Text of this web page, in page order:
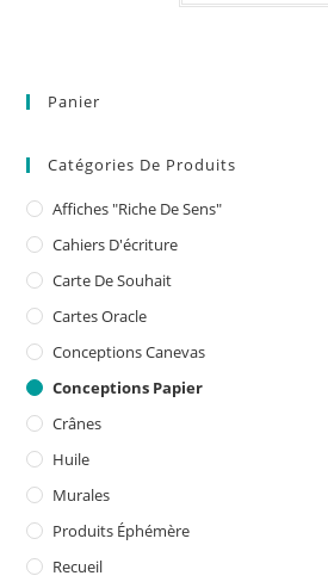
Panier
Catégories De Produits
Affiches "riche De Sens"
Cahiers D'écriture
Carte De Souhait
Cartes Oracle
Conceptions Canevas
Conceptions Papier
Crânes
Huile
Murales
Produits Éphémère
Recueil